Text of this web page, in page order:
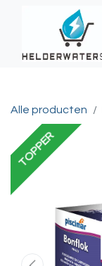
Alle producten
TOPPER